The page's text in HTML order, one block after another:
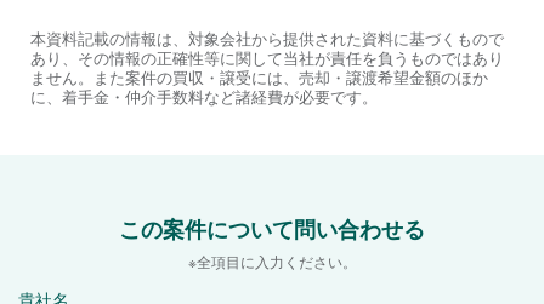
本資料記載の情報は、対象会社から提供された資料に基づくもので
あり、その情報の正確性等に関して当社が責任を負うものではあり
ません。また案件の買収・譲受には、売却・譲渡希望金額のほか
に、着手金・仲介手数料など諸経費が必要です。